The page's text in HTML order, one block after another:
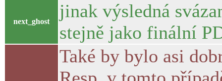
next_ghost
jinak výsledná
stejně jako finální
Také by bylo asi